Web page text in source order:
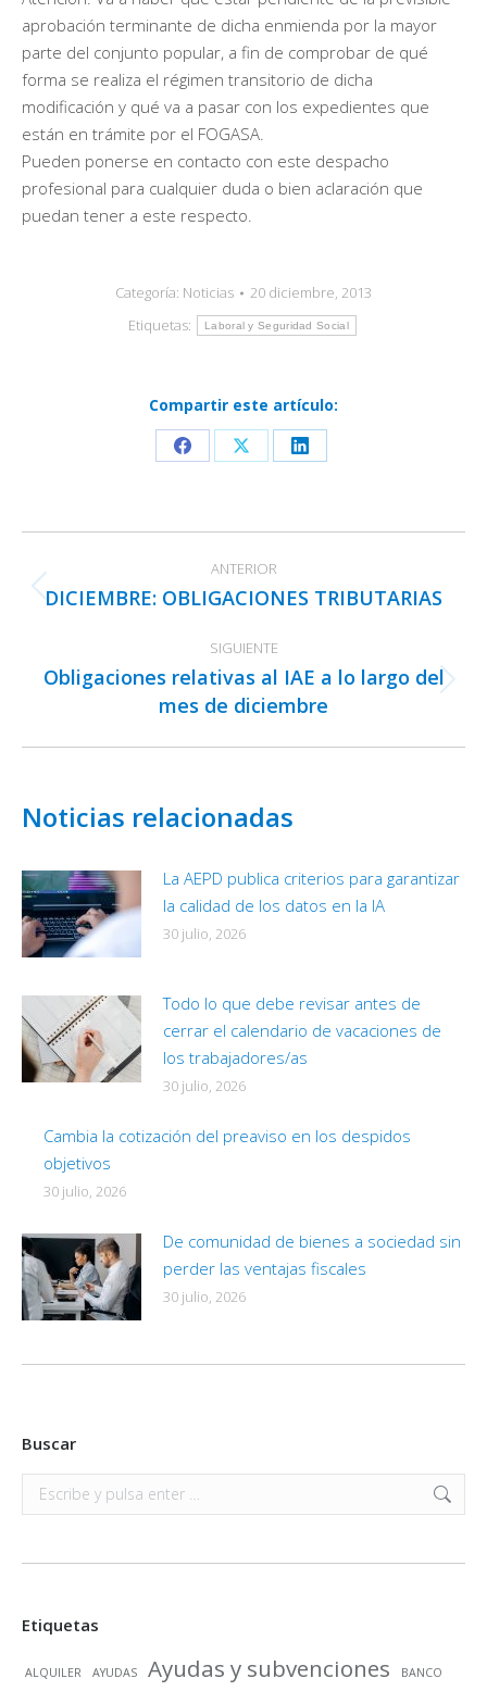
aprobación terminante de dicha enmienda por la mayor
parte del conjunto popular, a fin de comprobar de qué
forma se realiza el régimen transitorio de dicha
modificación y qué va a pasar con los expedientes que
están en trámite por el FOGASA.
Pueden ponerse en contacto con este despacho
profesional para cualquier duda o bien aclaración que
puedan tener a este respecto.
Categoría: Noticias
20 diciembre, 2013
Etiquetas:
Laboral y Seguridad Social
Compartir este artículo:
Share
Facebook
Share
X
Share
LinkedIn
entre
publicaciones
ANTERIOR
Publicación
DICIEMBRE: OBLIGACIONES TRIBUTARIAS
SIGUIENTE
Publicación
siguiente:
Obligaciones relativas al IAE a lo largo del
mes de diciembre
Noticias relacionadas
La AEPD publica criterios para garantizar
la calidad de los datos en la IA
30 julio, 2026
Todo lo que debe revisar antes de
cerrar el calendario de vacaciones de
los trabajadores/as
30 julio, 2026
Cambia la cotización del preaviso en los despidos
objetivos
30 julio, 2026
De comunidad de bienes a sociedad sin
perder las ventajas fiscales
30 julio, 2026
Buscar
Buscar:
Etiquetas
ALQUILER AYUDAS Ayudas y subvenciones BANCO